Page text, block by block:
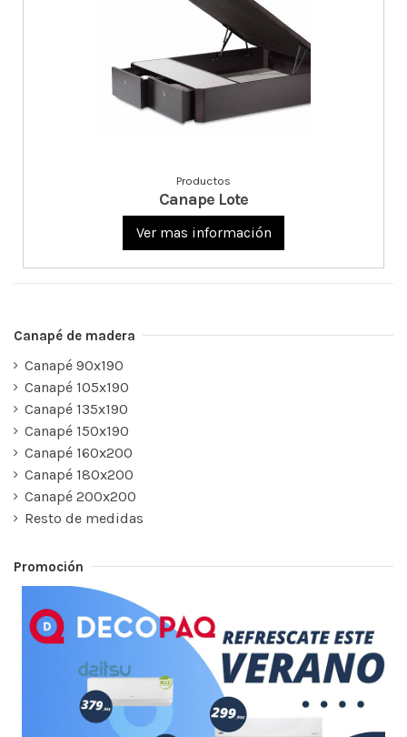
Productos
Canape Lote
Ver mas información
Canapé de madera
Canapé 90x190
Canapé 105x190
Canapé 135x190
Canapé 150x190
Canapé 160x200
Canapé 180x200
Canapé 200x200
Resto de medidas
Promoción